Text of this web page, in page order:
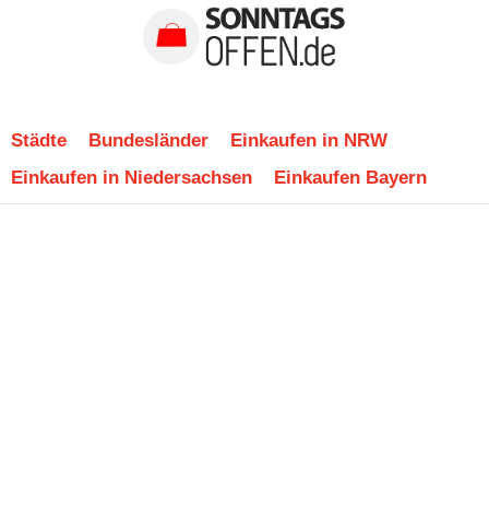
Städte Bundesländer
Einkaufen in NRW
Einkaufen in Niedersachsen
Einkaufen Bayern